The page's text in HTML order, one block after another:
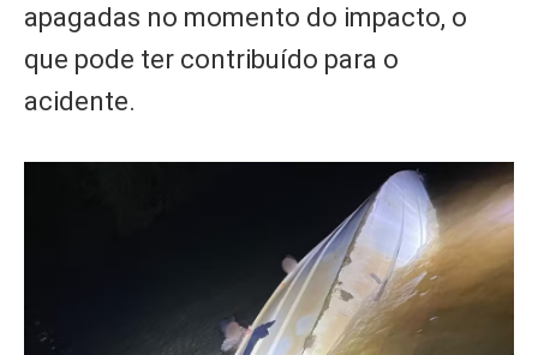
apagadas no momento do impacto, o
que pode ter contribuído para o
acidente.